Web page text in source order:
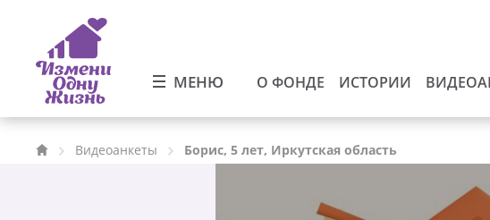
МЕНЮ О ФОНДЕ ИСТОРИИ
Видеоанкеты Борис, 5 лет, Иркутская область